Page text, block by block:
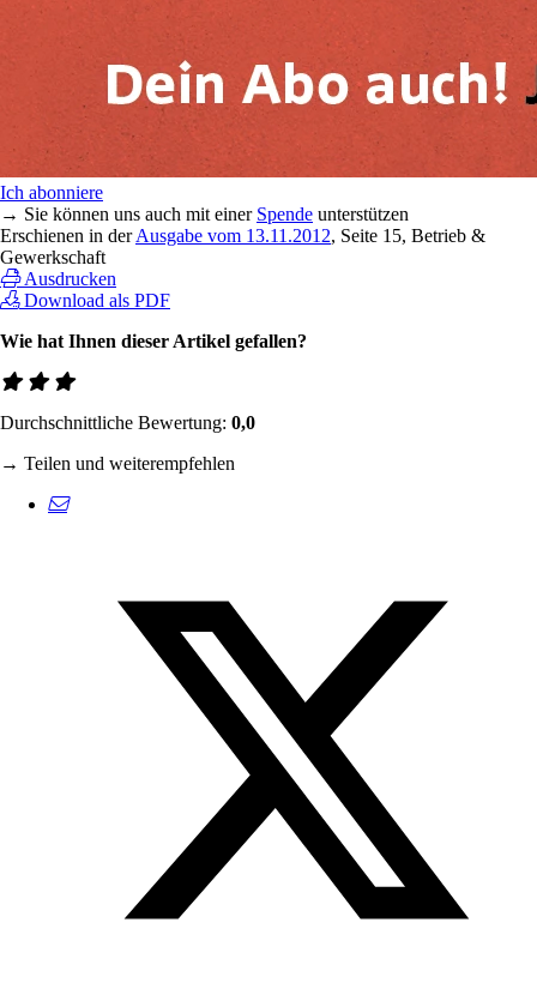
Ich abonniere
→ Sie können uns auch mit einer Spende unterstützen
Erschienen in derAusgabe vom 13.11.2012, Seite 15, Betrieb &
Gewerkschaft
Ausdrucken
Download als PDF
Wie hat Ihnen dieser Artikel gefallen?
Durchschnittliche Bewertung: 0,0
→ Teilen und weiterempfehlen